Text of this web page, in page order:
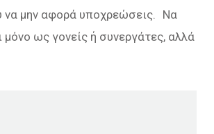
να μην αφορά υποχρεώσεις. Να
μόνο ως γονείς ή συνεργάτες, αλλά